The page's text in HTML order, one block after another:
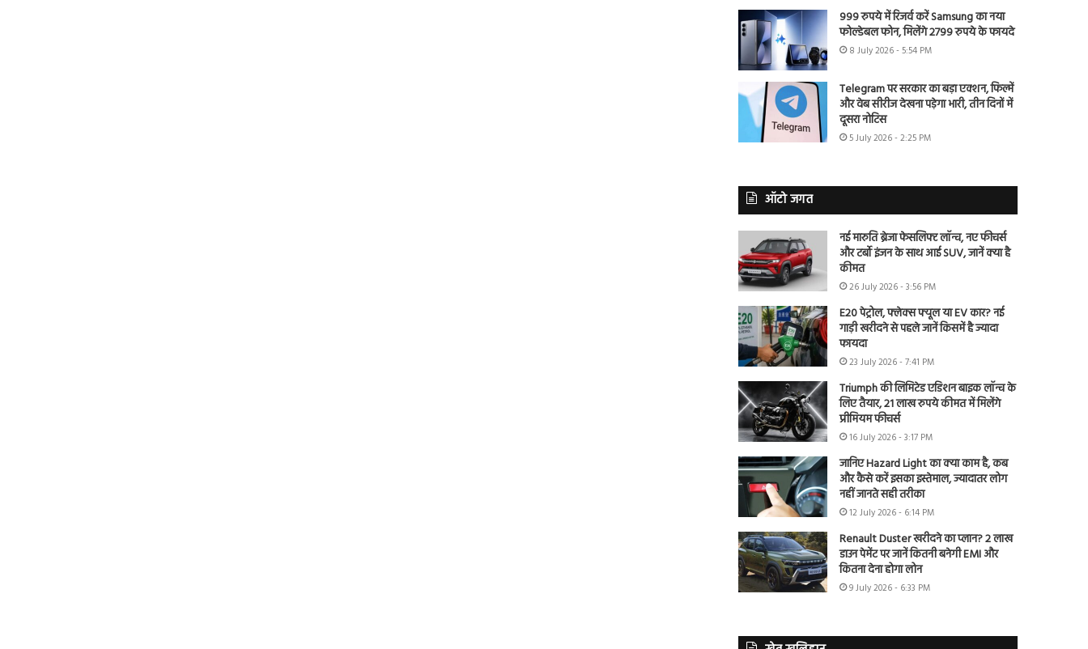
999 रुपये में रिजर्व करें Samsung का नया
फोल्डेबल फोन, मिलेंगे 2799 रुपये के फायदे
8 July 2026 - 5:54 PM
Telegram पर सरकार का बड़ा एक्शन, फिल्में
और वेब सीरीज देखना पड़ेगा भारी, तीन दिनों में
दूसरा नोटिस
5 July 2026 - 2:25 PM
ऑटो जगत
नई मारुति ब्रेजा फेसलिफ्ट लॉन्च, नए फीचर्स
और टर्बो इंजन के साथ आई SUV, जानें क्या है
कीमत
26 July 2026 - 3:56 PM
E20 पेट्रोल, फ्लेक्स फ्यूल या EV कार? नई
गाड़ी खरीदने से पहले जानें किसमें है ज्यादा
फायदा
23 July 2026 - 7:41 PM
Triumph की लिमिटेड एडिशन बाइक लॉन्च के
लिए तैयार, 21 लाख रुपये कीमत में मिलेंगे
प्रीमियम फीचर्स
16 July 2026 - 3:17 PM
जानिए Hazard Light का क्या काम है, कब
और कैसे करें इसका इस्तेमाल, ज्यादातर लोग
नहीं जानते सही तरीका
12 July 2026 - 6:14 PM
Renault Duster खरीदने का प्लान? 2 लाख
डाउन पेमेंट पर जानें कितनी बनेगी EMI और
कितना देना होगा लोन
9 July 2026 - 6:33 PM